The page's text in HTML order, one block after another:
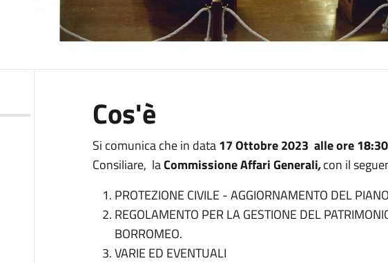
Cos'è
Si comunica che in data17 Ottobre 2023 alle ore 18:30
Consiliare, laCommissione Affari Generali,con il
PROTEZIONE CIVILE - AGGIORNAMENTO DEL
REGOLAMENTO PER LA GESTIONE DEL
BORROMEO.
VARIE ED EVENTUALI